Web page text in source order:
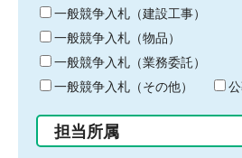
キ
ー
ワ
ー
ド
入
力
一般競争入札（建設工事）
一般競争入札（物品）
一般競争入札（業務委託）
一般競争入札（その他）
担当所属